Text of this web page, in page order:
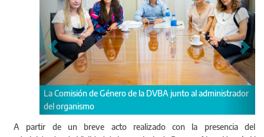
de Género de la DVBA junto al administrador
Momento de la firma
A partir de un breve acto realizado con la presencia del